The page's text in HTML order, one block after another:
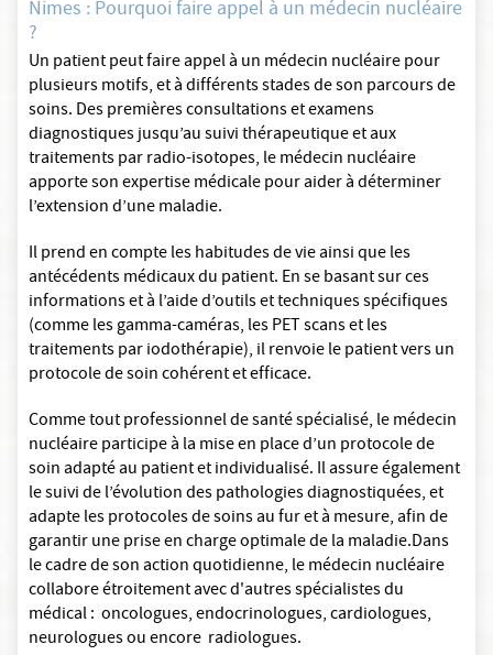
Nimes : Pourquoi faire appel à un médecin nucléaire
?
Un patient peut faire appel à un médecin nucléaire pour
plusieurs motifs, et à différents stades de son parcours de
soins. Des premières consultations et examens
diagnostiques jusqu’au suivi thérapeutique et aux
traitements par radio-isotopes, le médecin nucléaire
apporte son expertise médicale pour aider à déterminer
l’extension d’une maladie.
Il prend en compte les habitudes de vie ainsi que les
antécédents médicaux du patient. En se basant sur ces
informations et à l’aide d’outils et techniques spécifiques
(comme les gamma-caméras, les PET scans et les
traitements par iodothérapie), il renvoie le patient vers un
protocole de soin cohérent et efficace.
Comme tout professionnel de santé spécialisé, le médecin
nucléaire participe à la mise en place d’un protocole de
soin adapté au patient et individualisé. Il assure également
le suivi de l’évolution des pathologies diagnostiquées, et
adapte les protocoles de soins au fur et à mesure, afin de
garantir une prise en charge optimale de la maladie.Dans
le cadre de son action quotidienne, le médecin nucléaire
collabore étroitement avec d'autres spécialistes du
médical : oncologues, endocrinologues, cardiologues,
neurologues ou encore radiologues.